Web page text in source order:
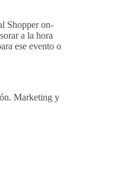
Shopper on-
a la hora
ese evento o
Marketing y